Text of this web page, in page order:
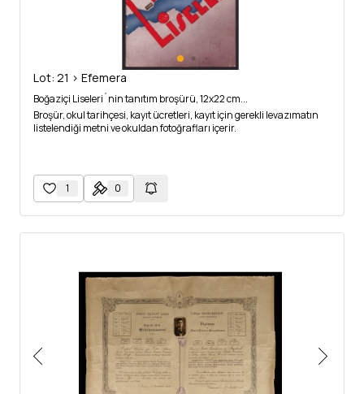
Lot: 21 > Efemera
Boğaziçi Liseleri´nin tanıtım broşürü, 12x22 cm...
Broşür, okul tarihçesi, kayıt ücretleri, kayıt için gerekli levazımatın
listelendiği metni ve okuldan fotoğrafları içerir.
1 0